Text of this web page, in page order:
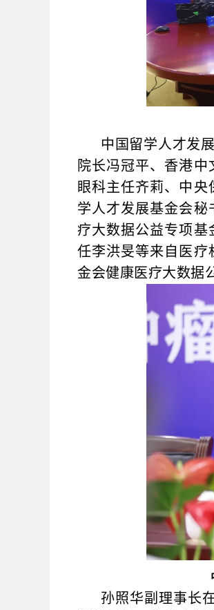
中国留学人才发
院长冯冠平、香港
眼科主任齐莉、中
学人才发展基金会
疗大数据公益专项基
任李洪旻等来自医疗
金会健康医疗大数据
孙照华副理事长